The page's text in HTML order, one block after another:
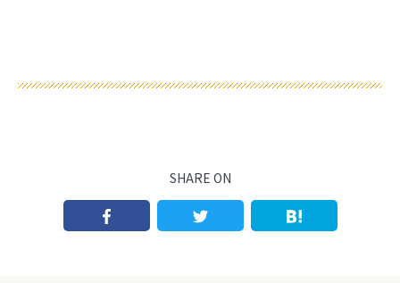
SHARE ON